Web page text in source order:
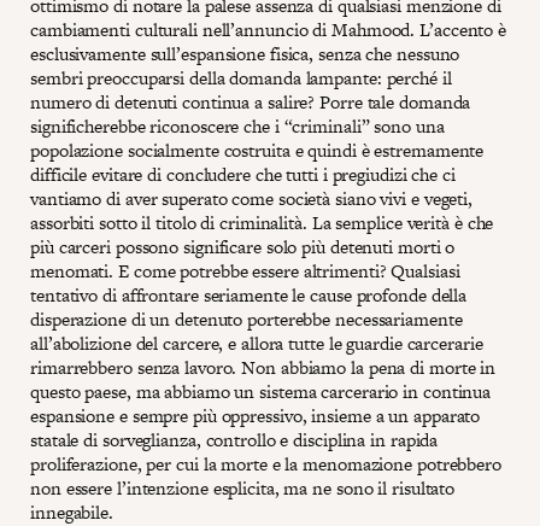
cambiamenti culturali nell’annuncio di Mahmood. L’accento è
esclusivamente sull’espansione fisica, senza che nessuno
sembri preoccuparsi della domanda lampante: perché il
numero di detenuti continua a salire? Porre tale domanda
significherebbe riconoscere che i “criminali” sono una
popolazione socialmente costruita e quindi è estremamente
difficile evitare di concludere che tutti i pregiudizi che ci
vantiamo di aver superato come società siano vivi e vegeti,
assorbiti sotto il titolo di criminalità. La semplice verità è che
più carceri possono significare solo più detenuti morti o
menomati. E come potrebbe essere altrimenti? Qualsiasi
tentativo di affrontare seriamente le cause profonde della
disperazione di un detenuto porterebbe necessariamente
all’abolizione del carcere, e allora tutte le guardie carcerarie
rimarrebbero senza lavoro. Non abbiamo la pena di morte in
questo paese, ma abbiamo un sistema carcerario in continua
espansione e sempre più oppressivo, insieme a un apparato
statale di sorveglianza, controllo e disciplina in rapida
proliferazione, per cui la morte e la menomazione potrebbero
non essere l’intenzione esplicita, ma ne sono il risultato
innegabile.